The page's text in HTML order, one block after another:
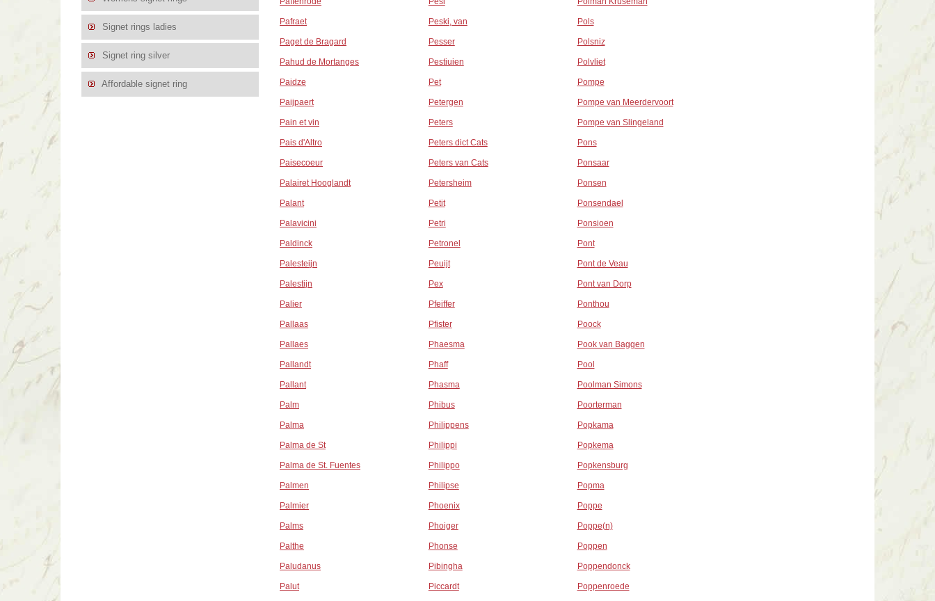
Pafraet
Paget de Bragard
Pahud de Mortanges
Paidze
Paijpaert
Pain et vin
Pais d'Altro
Paisecoeur
Palairet Hooglandt
Palant
Palavicini
Paldinck
Palesteijn
Palestijn
Palier
Pallaas
Pallaes
Pallandt
Pallant
Palm
Palma
Palma de St
Palma de St. Fuentes
Palmen
Palmier
Palms
Palthe
Paludanus
Palut
Peski, van
Pesser
Pestiuien
Pet
Petergen
Peters
Peters dict Cats
Peters van Cats
Petersheim
Petit
Petri
Petronel
Peuijt
Pex
Pfeiffer
Pfister
Phaesma
Phaff
Phasma
Phibus
Philippens
Philippi
Philippo
Philipse
Phoenix
Phoiger
Phonse
Pibingha
Piccardt
Pols
Polsniz
Polvliet
Pompe
Pompe van Meerdervoort
Pompe van Slingeland
Pons
Ponsaar
Ponsen
Ponsendael
Ponsioen
Pont
Pont de Veau
Pont van Dorp
Ponthou
Poock
Pook van Baggen
Pool
Poolman Simons
Poorterman
Popkama
Popkema
Popkensburg
Popma
Poppe
Poppe(n)
Poppen
Poppendonck
Poppenroede
Signet rings ladies
Signet ring silver
Affordable signet ring